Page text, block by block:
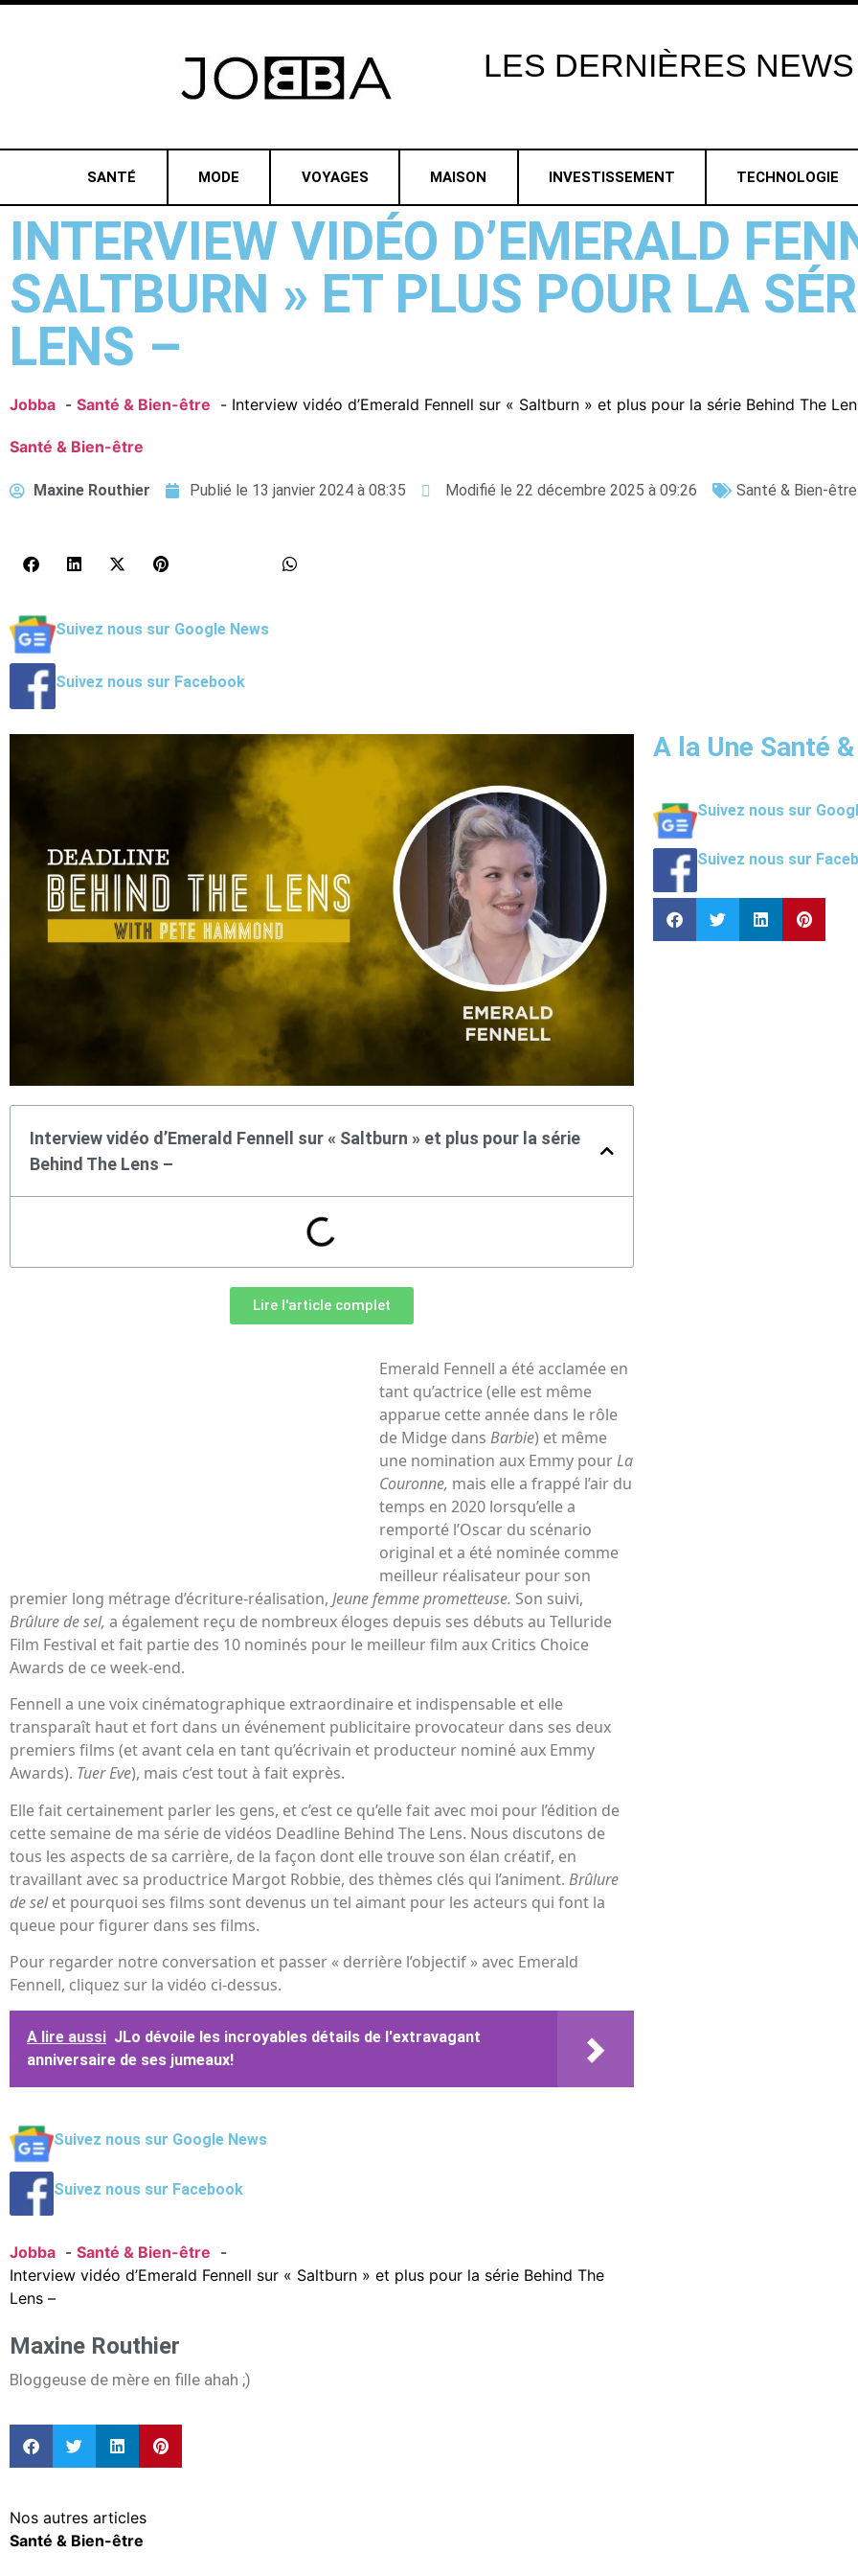
LES DERNIÈRES NEWS
SANTÉ MODE VOYAGES MAISON INVESTISSEMENT TECHNOLOGIE
INTERVIEW VIDÉO D’EMERALD
SALTBURN » ET PLUS POUR LA
LENS –
Jobba Santé & Bien-être Interview vidéo d’Emerald Fennell sur « Saltburn » et plus pour la série Behind The
Santé & Bien-être
Maxine Routhier Publié le 13 janvier 2024 à 08:35 Modifié le 22 décembre 2025 à 09:26 Santé & Bien-être
Suivez nous sur Google News
Suivez nous sur Facebook
Interview vidéo d’Emerald Fennell sur « Saltburn » et plus pour la série
Behind The Lens –
Lire l'article complet
Emerald Fennell a été acclamée en
tant qu’actrice (elle est même
apparue cette année dans le rôle
de Midge dans Barbie) et même
une nomination aux Emmy pourLa
Couronne, mais elle a frappé l’air du
temps en 2020 lorsqu’elle a
remporté l’Oscar du scénario
original et a été nominée comme
meilleur réalisateur pour son
premier long métrage d’écriture-réalisation, Jeune femme prometteuse. Son suivi,
Brûlure de sel, a également reçu de nombreux éloges depuis ses débuts au Telluride
Film Festival et fait partie des 10 nominés pour le meilleur film aux Critics Choice
Awards de ce week-end.
Fennell a une voix cinématographique extraordinaire et indispensable et elle
transparaît haut et fort dans un événement publicitaire provocateur dans ses deux
premiers films (et avant cela en tant qu’écrivain et producteur nominé aux Emmy
Awards). Tuer Eve), mais c’est tout à fait exprès.
Elle fait certainement parler les gens, et c’est ce qu’elle fait avec moi pour l’édition de
cette semaine de ma série de vidéos Deadline Behind The Lens. Nous discutons de
tous les aspects de sa carrière, de la façon dont elle trouve son élan créatif, en
travaillant avec sa productrice Margot Robbie, des thèmes clés qui l’animent. Brûlure
de selet pourquoi ses films sont devenus un tel aimant pour les acteurs qui font la
queue pour figurer dans ses films.
Pour regarder notre conversation et passer « derrière l’objectif » avec Emerald
Fennell, cliquez sur la vidéo ci-dessus.
A lire aussi JLo dévoile les incroyables détails de l'extravagant
anniversaire de ses jumeaux!
Suivez nous sur Google News
Suivez nous sur Facebook
Jobba
Santé & Bien-être
Interview vidéo d’Emerald Fennell sur « Saltburn » et plus pour la série Behind The
Lens –
Maxine Routhier
Bloggeuse de mère en fille ahah ;)
A la Une Santé
Suivez nous sur
Suivez nous sur
Nos autres articles
Santé & Bien-être